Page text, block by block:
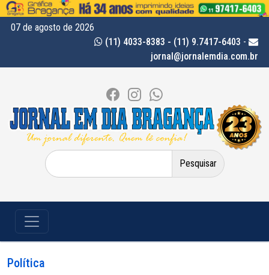
07 de agosto de 2026
(11) 4033-8383 - (11) 9.7417-6403 -
jornal@jornalemdia.com.br
Pesquisar
por:
Política